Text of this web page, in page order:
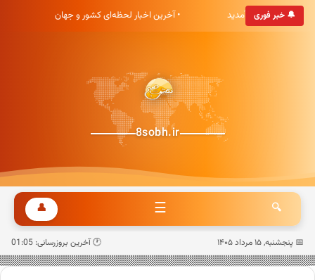
🔔 خبر فوری
هشت صبح خوش آمدید • آخرین اخبار لحظه‌ای کشور و جهان
8sobh.ir
🔍
☰
👤
📅 پنجشنبه, ۱۵ مرداد ۱۴۰۵ 🕐 آخرین بروزرسانی: 01:05